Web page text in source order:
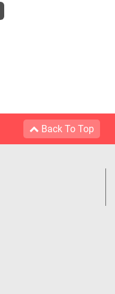
Back To Top